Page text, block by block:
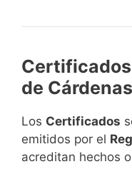
de Cárdenas
Los Certificados
emitidos por el
acreditan hechos